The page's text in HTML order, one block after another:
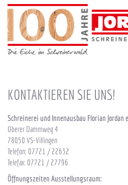
KONTAKTIEREN SIE UNS!
Schreinerei und Innenausbau Florian Jordan
Oberer Dammweg 4
78050 VS-Villingen
Telefon: 07721 / 22632
Telefax: 07721 / 27796
Öffnungszeiten Ausstellungsraum: